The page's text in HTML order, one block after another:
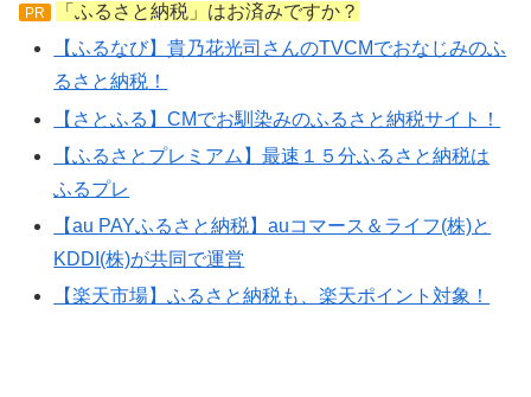
PR
「ふるさと納税」はお済みですか？
【ふるなび】貴乃花光司さんのTVCMでおなじみのふ
るさと納税！
【さとふる】CMでお馴染みのふるさと納税サイト！
【ふるさとプレミアム】最速１５分ふるさと納税は
ふるプレ
【au PAYふるさと納税】auコマース＆ライフ(株)と
KDDI(株)が共同で運営
【楽天市場】ふるさと納税も、楽天ポイント対象！